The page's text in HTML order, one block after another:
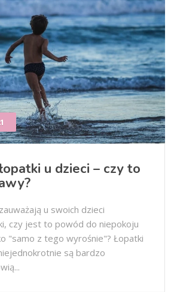
u dzieci – czy to
u swoich dzieci
czy jest to powód do niepokoju
"samo z tego wyrośnie"? Łopatki
są bardzo